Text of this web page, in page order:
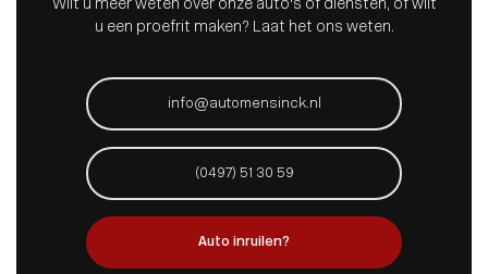
Wilt u meer weten over onze auto's of diensten, of wilt
u een proefrit maken? Laat het ons weten.
info@automensinck.nl
(0497) 51 30 59
Auto inruilen?